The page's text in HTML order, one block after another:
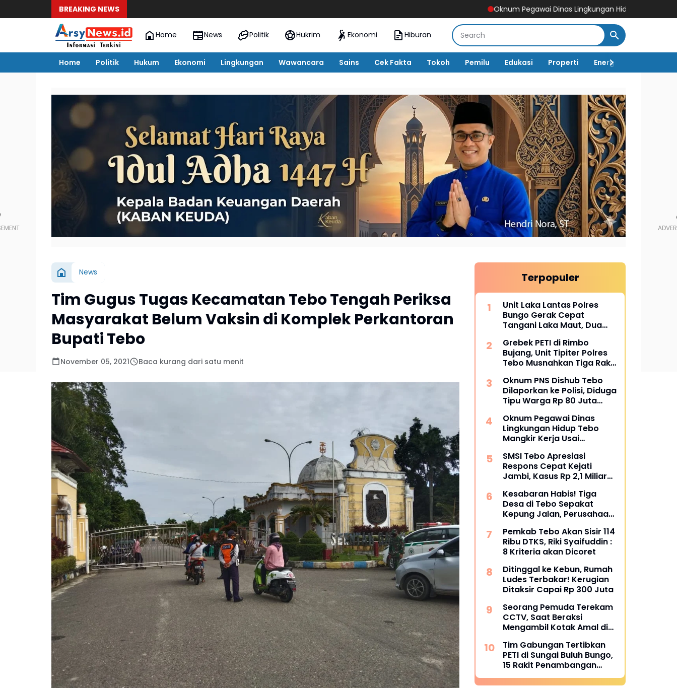
BREAKING NEWS Oknum Pegawai Dinas Lingkungan Hidup Tebo Mangkir Kerja Usai
Home News Politik Hukrim Ekonomi Hiburan
Home Politik Hukum Ekonomi Lingkungan Wawancara Sains Cek Fakta Tokoh Pemilu Edukasi Properti Energi
News
Tim Gugus Tugas Kecamatan Tebo Tengah Periksa
Masyarakat Belum Vaksin di Komplek Perkantoran
Bupati Tebo
November 05, 2021 Baca kurang dari satu menit
Terpopuler
Unit Laka Lantas Polres
Bungo Gerak Cepat
Tangani Laka Maut, Dua
Grebek PETI di Rimbo
Bujang, Unit Tipiter Polres
Tebo Musnahkan Tiga Rakit
Dibakar
Oknum PNS Dishub Tebo
Dilaporkan ke Polisi, Diduga
Tipu Warga Rp 80 Juta
Oknum Pegawai Dinas
Lingkungan Hidup Tebo
Mangkir Kerja Usai
Bungkam
SMSI Tebo Apresiasi
Respons Cepat Kejati
Jambi, Kasus Rp 2,1 Miliar
Kesabaran Habis! Tiga
Desa di Tebo Sepakat
Kepung Jalan, Perusahaan
Jawab
Pemkab Tebo Akan Sisir 114
Ribu DTKS, Riki Syaifuddin :
8 Kriteria akan Dicoret
Ditinggal ke Kebun, Rumah
Ludes Terbakar! Kerugian
Ditaksir Capai Rp 300 Juta
Seorang Pemuda Terekam
CCTV, Saat Beraksi
Mengambil Kotak Amal di
Tim Gabungan Tertibkan
PETI di Sungai Buluh Bungo,
15 Rakit Penambangan
Dibakar